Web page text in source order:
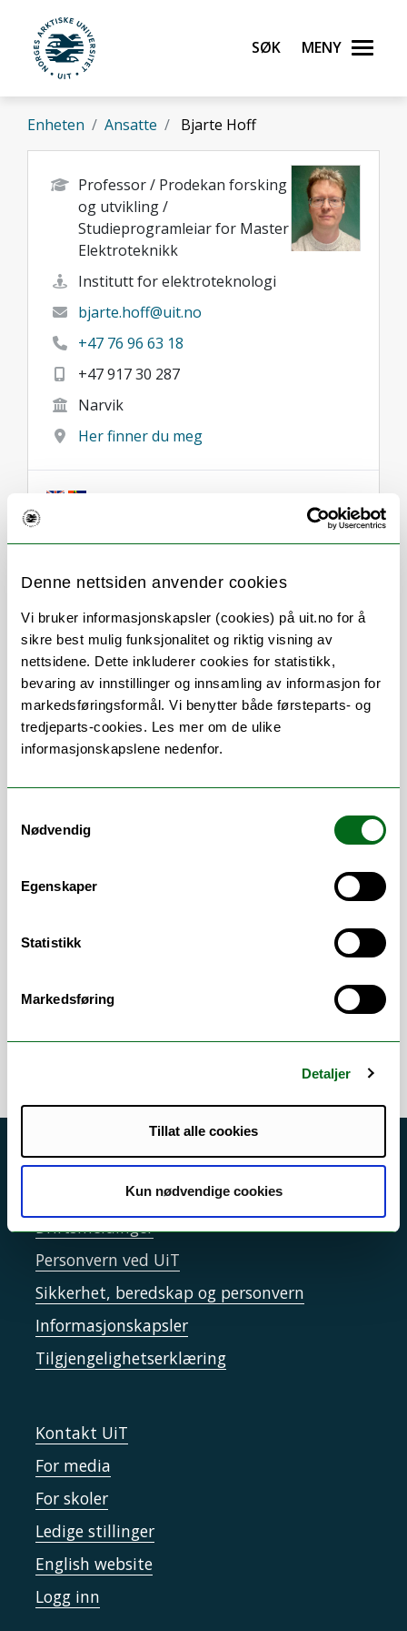
Denne nettsiden anvender cookies
Vi bruker informasjonskapsler (cookies) på uit.no for å
sikre best mulig funksjonalitet og riktig visning av
nettsidene. Dette inkluderer cookies for statistikk,
bevaring av innstillinger og innsamling av informasjon for
markedsføringsformål. Vi benytter både førsteparts- og
tredjeparts-cookies. Les mer om de ulike
informasjonskapslene nedenfor.
Nødvendig
Egenskaper
Statistikk
Markedsføring
Detaljer
Tillat alle cookies
Kun nødvendige cookies
Gå til hovedinnhold
UiT Norges arktiske universitet
Søk Meny
Enheten Ansatte Bjarte Hoff
Professor / Prodekan forsking
og utvikling /
Studieprogramleiar for Master
Elektroteknikk
Institutt for elektroteknologi
bjarte.hoff@uit.no
+47 76 96 63 18
+47 917 30 287
Narvik
Her finner du meg
Publikasjoner
Her finner du meg
Stillingsbeskrivelse
Tilsett som professor innan elektroteknikk
installasjoner.
Prodekan for forsking og utvikling ved
teknologi.
Elektrotekniske fag
Akutt hjelp
Driftsmeldinger
Personvern ved UiT
Sikkerhet, beredskap og personvern
Informasjonskapsler
Tilgjengelighetserklæring
Kontakt UiT
For media
For skoler
Ledige stillinger
English website
Logg inn